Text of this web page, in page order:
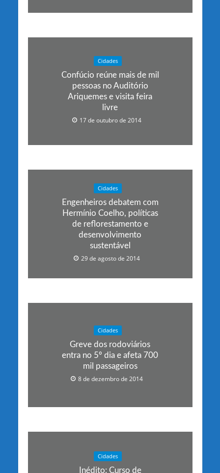
Cidades
Confúcio reúne mais de mil
pessoas no Auditório
Ariquemes e visita feira
livre
17 de outubro de 2014
Cidades
Engenheiros debatem com
Hermínio Coelho, políticas
de reflorestamento e
desenvolvimento
sustentável
29 de agosto de 2014
Cidades
Greve dos rodoviários
entra no 5º dia e afeta 700
mil passageiros
8 de dezembro de 2014
Cidades
Inédito: Curso de